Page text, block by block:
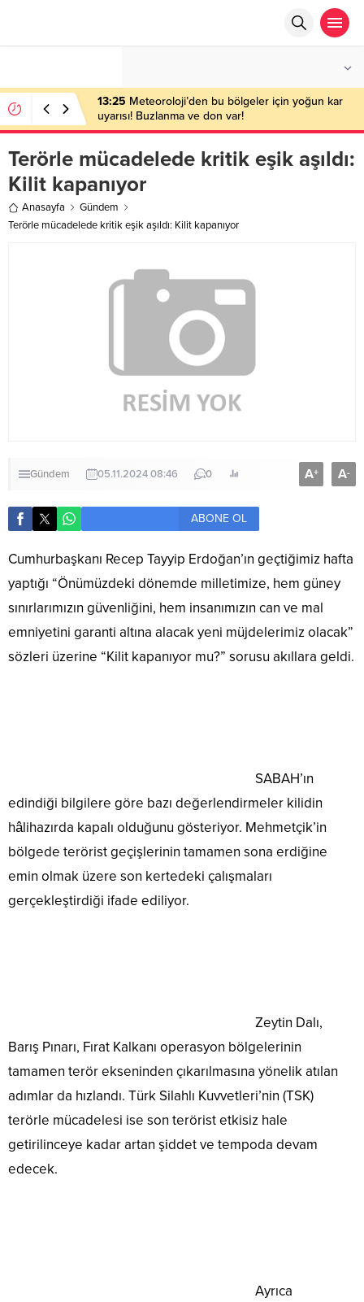
13:25 Meteoroloji’den bu bölgeler için yoğun kar
uyarısı! Buzlanma ve don var!
Terörle mücadelede kritik eşik aşıldı:
Kilit kapanıyor
Anasayfa
Gündem
Terörle mücadelede kritik eşik aşıldı: Kilit kapanıyor
Gündem 05.11.2024 08:46 0 A+ A-
ABONE OL
Cumhurbaşkanı Recep Tayyip Erdoğan’ın geçtiğimiz hafta
yaptığı “Önümüzdeki dönemde milletimize, hem güney
sınırlarımızın güvenliğini, hem insanımızın can ve mal
emniyetini garanti altına alacak yeni müjdelerimiz olacak”
sözleri üzerine “Kilit kapanıyor mu?” sorusu akıllara geldi.
SABAH’ın
edindiği bilgilere göre bazı değerlendirmeler kilidin
hâlihazırda kapalı olduğunu gösteriyor. Mehmetçik’in
bölgede terörist geçişlerinin tamamen sona erdiğine
emin olmak üzere son kertedeki çalışmaları
gerçekleştirdiği ifade ediliyor.
Zeytin Dalı,
Barış Pınarı, Fırat Kalkanı operasyon bölgelerinin
tamamen terör ekseninden çıkarılmasına yönelik atılan
adımlar da hızlandı. Türk Silahlı Kuvvetleri’nin (TSK)
terörle mücadelesi ise son terörist etkisiz hale
getirilinceye kadar artan şiddet ve tempoda devam
edecek.
Ayrıca